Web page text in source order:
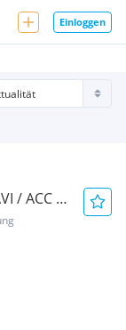
Einloggen
/ ACC /